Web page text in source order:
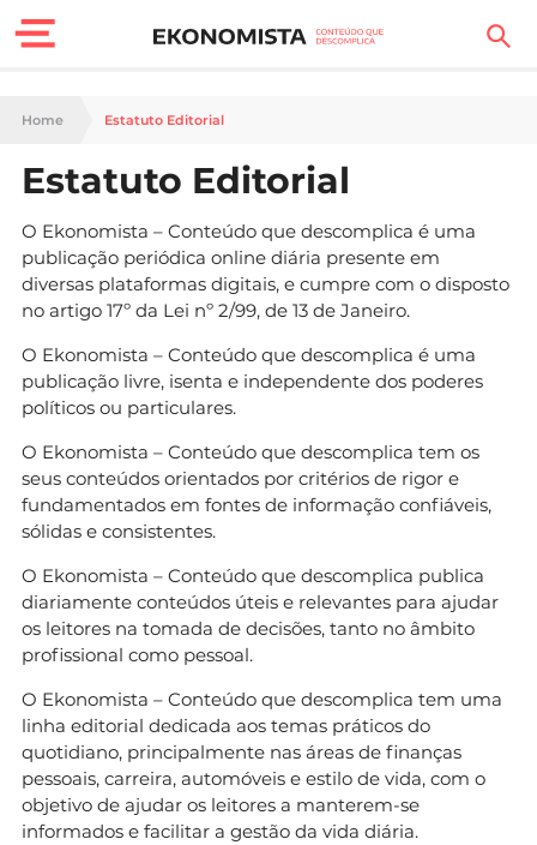
Finanças Pessoais
Motores
Carreira
Casa
Lifestyle
Sociedade
Tecnologia
Negócios
Mundial 2026
Home Estatuto Editorial
Estatuto Editorial
O Ekonomista – Conteúdo que descomplica é uma
publicação periódica online diária presente em
diversas plataformas digitais, e cumpre com o disposto
no artigo 17º da Lei nº 2/99, de 13 de Janeiro.
O Ekonomista – Conteúdo que descomplica é uma
publicação livre, isenta e independente dos poderes
políticos ou particulares.
O Ekonomista – Conteúdo que descomplica tem os
seus conteúdos orientados por critérios de rigor e
fundamentados em fontes de informação confiáveis,
sólidas e consistentes.
O Ekonomista – Conteúdo que descomplica publica
diariamente conteúdos úteis e relevantes para ajudar
os leitores na tomada de decisões, tanto no âmbito
profissional como pessoal.
O Ekonomista – Conteúdo que descomplica tem uma
linha editorial dedicada aos temas práticos do
quotidiano, principalmente nas áreas de finanças
pessoais, carreira, automóveis e estilo de vida, com o
objetivo de ajudar os leitores a manterem-se
informados e facilitar a gestão da vida diária.